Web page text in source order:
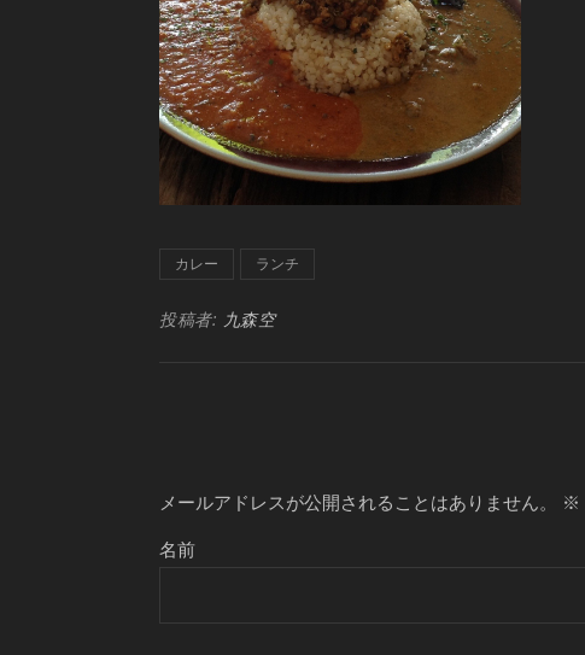
カレー ランチ
投稿者: 九森空
メールアドレスが公開されることはありません。 ※
名前